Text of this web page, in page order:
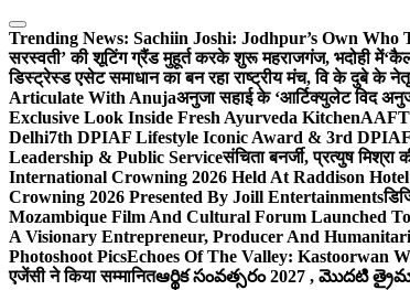
Skip
to
content
Trending News: Sachiin Joshi: Jodhpur’s Own
सरस्वती’ की शूटिंग ग्रैंड मुहूर्त करके शुरू महराजगंज, भदोही में
डिस्ट्रेस्ड एसेट समाधान का बन रहा राष्ट्रीय मंच, वि के दुबे के
Articulate With Anujaअनुजा सहाई के ‘आर्टिक्युलेट विद
Exclusive Look Inside Fresh Ayurveda KitchenAAFT
Delhi7th DPIAF Lifestyle Iconic Award & 3rd
Leadership & Public Serviceसंचिता बनर्जी, प्रत्युष
International Crowning 2026 Held At Raddison
Crowning 2026 Presented By Joill Entertainments
Mozambique Film And Cultural Forum Launched
A Visionary Entrepreneur, Producer And
Photoshoot PicsEchoes Of The Valley: Kastoorwan
एजेंसी ने किया सम्मानितఆర్థిక సంవత్సరం 2027 , మొదటి